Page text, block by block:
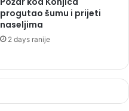
progutao šumu i prijeti
naseljima
2 days ranije